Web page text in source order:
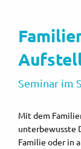
Seminar im
Mit dem
unterbewusste
Familie oder in